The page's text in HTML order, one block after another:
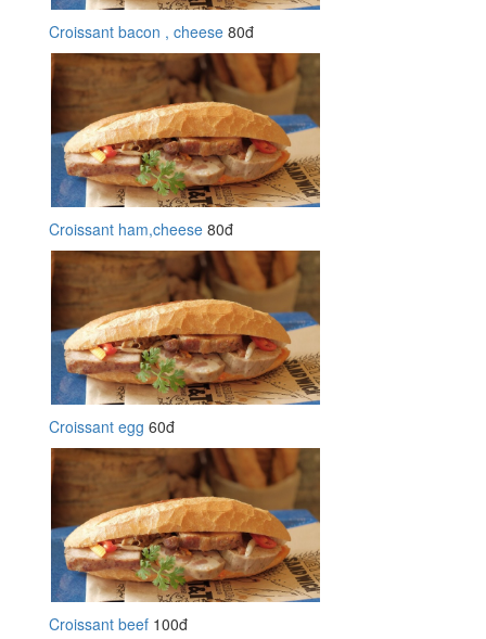
Croissant bacon , cheese 80đ
Croissant ham,cheese 80đ
Croissant egg 60đ
Croissant beef 100đ